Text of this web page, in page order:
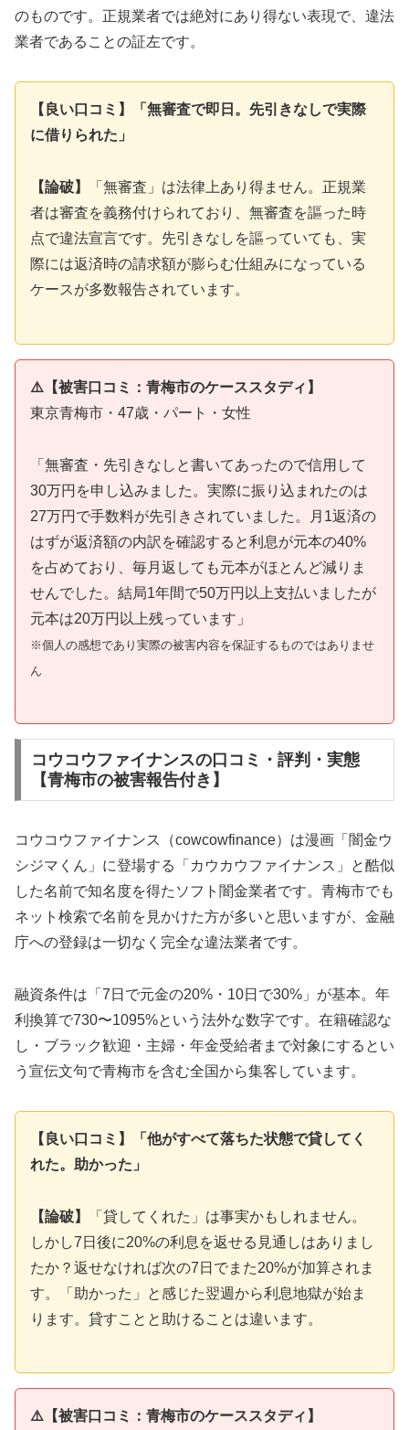
のものです。正規業者では絶対にあり得ない表現で、違法
業者であることの証左です。
【良い口コミ】「無審査で即日。先引きなしで実際
に借りられた」
【論破】
「無審査」は法律上あり得ません。正規業
者は審査を義務付けられており、無審査を謳った時
点で違法宣言です。先引きなしを謳っていても、実
際には返済時の請求額が膨らむ仕組みになっている
ケースが多数報告されています。
⚠️【被害口コミ：青梅市のケーススタディ】
東京青梅市・47歳・パート・女性
「無審査・先引きなしと書いてあったので信用して
30万円を申し込みました。実際に振り込まれたのは
27万円で手数料が先引きされていました。月1返済の
はずが返済額の内訳を確認すると利息が元本の40%
を占めており、毎月返しても元本がほとんど減りま
せんでした。結局1年間で50万円以上支払いましたが
元本は20万円以上残っています」
※個人の感想であり実際の被害内容を保証するものではありませ
ん
コウコウファイナンスの口コミ・評判・実態
【青梅市の被害報告付き】
コウコウファイナンス（cowcowfinance）は漫画「闇金ウ
シジマくん」に登場する「カウカウファイナンス」と酷似
した名前で知名度を得たソフト闇金業者です。青梅市でも
ネット検索で名前を見かけた方が多いと思いますが、金融
庁への登録は一切なく完全な違法業者です。
融資条件は「7日で元金の20%・10日で30%」が基本。年
利換算で730〜1095%という法外な数字です。在籍確認な
し・ブラック歓迎・主婦・年金受給者まで対象にするとい
う宣伝文句で青梅市を含む全国から集客しています。
【良い口コミ】「他がすべて落ちた状態で貸してく
れた。助かった」
【論破】
「貸してくれた」は事実かもしれません。
しかし7日後に20%の利息を返せる見通しはありまし
たか？返せなければ次の7日でまた20%が加算されま
す。「助かった」と感じた翌週から利息地獄が始ま
ります。貸すことと助けることは違います。
⚠️【被害口コミ：青梅市のケーススタディ】